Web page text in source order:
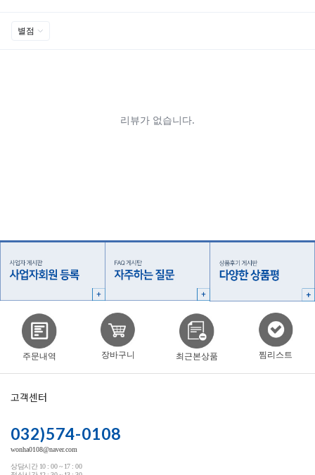
주문내역 장바구니 최근본상품 찜리스트
고객센터
032)574-0108
wonha0108@naver.com
상담시간 10 : 00 ~ 17 : 00